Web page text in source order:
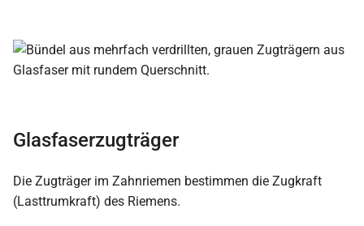
Glasfaserzugträger
Die Zugträger im Zahnriemen bestimmen die Zugkraft
(Lasttrumkraft) des Riemens.